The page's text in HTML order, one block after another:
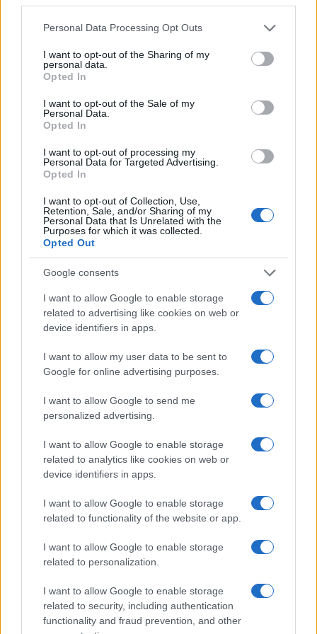
Please note that this website/app uses one or more Google
not limited to your visit or usage behaviour. You may click to
grant or deny consent to Google and its third-party tags to
use your data for below specified purposes in below Google
consent section.
Personal Data Processing Opt Outs
I want to opt-out of the Sharing of my
personal data.
Opted In
I want to opt-out of the Sale of my
Personal Data.
Opted In
I want to opt-out of processing my
Personal Data for Targeted Advertising.
Opted In
I want to opt-out of Collection, Use,
Retention, Sale, and/or Sharing of my
Personal Data that Is Unrelated with the
Purposes for which it was collected.
Opted Out
Google consents
I want to allow Google to enable storage
related to advertising like cookies on web or
device identifiers in apps.
I want to allow my user data to be sent to
Google for online advertising purposes.
I want to allow Google to send me
personalized advertising.
I want to allow Google to enable storage
related to analytics like cookies on web or
device identifiers in apps.
I want to allow Google to enable storage
related to functionality of the website or app.
I want to allow Google to enable storage
related to personalization.
I want to allow Google to enable storage
related to security, including authentication
functionality and fraud prevention, and other
a musicalnek csak 1,5 százalékos volt. A 70-es évek végére
azonban felhagytam a költészettel, és az ilyen jellegű
előadásokkal. Zárásként a Zeneakadémián adtam még tíz
estet, ahol Goethét szavaltam, és utánam ezeket Sólyom
dramaturgnak, színésznek Kaposvárra és Budapestre, de
mindenhonnan kicsúsztam, direkt. Részben azért, mert kis
színházba nem akartam elmenni nagy színésznek, nagy
színházba pedig nem akartam elmenni kis színésznek.
? Ezután akkor visszatért a festészet főprofilként, vagy ez
az időszak később jött?
? A rendszerváltás körül nagyon sok régi ismerősöm kivette
a részét a politikából, és engem is felkértek a
legkülönbözőbb szerepekre. Persze ezekből a helyzetekből
tudatosan kicsúsztam, és egyik szekértáborba sem álltam
be. Ekkoriban főleg forgatókönyvírással foglalkoztam, de
sajnos ismét kezdett behúzni engem egy pénzügyi vákuum,
ami kényszerpályákra állított. Először vadászatokon
kezdtem tolmácsolni olasz csoportoknak, majd az egyik
szinkronrendező barátommal egy vállalkozást hoztunk
össze. Mivel jól beszéltem olaszul, valamint gyakran jártam
Olaszországba, arra gondoltunk, hogy olasz nadrágokat
ilyen nadrágokat gyártani különböző méretekben, ami
Ekkor gondoltam arra, hogy megrendezhetnénk egy
divatbemutatót a Vigadóban. A készítők akkoriban olyan